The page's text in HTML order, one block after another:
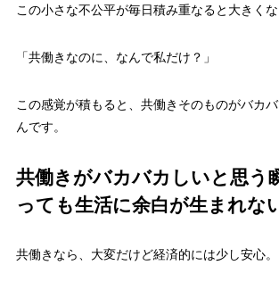
この小さな不公平が毎日積み重なると大きくな
「共働きなのに、なんで私だけ？」
この感覚が積もると、共働きそのものがバカ
んです。
共働きがバカバカしいと思う
っても生活に余白が生まれな
共働きなら、大変だけど経済的には少し安心。